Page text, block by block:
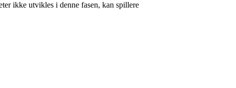
ikke utvikles i denne fasen, kan spillere